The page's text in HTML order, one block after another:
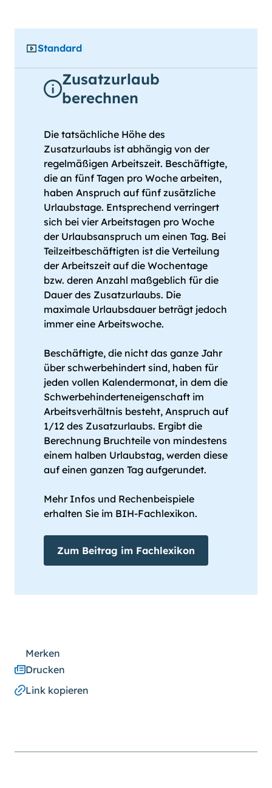
Standard
Zusatzurlaub
berechnen
Die tatsächliche Höhe des
Zusatzurlaubs ist abhängig von der
regelmäßigen Arbeitszeit. Beschäftigte,
die an fünf Tagen pro Woche arbeiten,
haben Anspruch auf fünf zusätzliche
Urlaubstage. Entsprechend verringert
sich bei vier Arbeitstagen pro Woche
der Urlaubsanspruch um einen Tag. Bei
Teilzeitbeschäftigten ist die Verteilung
der Arbeitszeit auf die Wochentage
bzw. deren Anzahl maßgeblich für die
Dauer des Zusatzurlaubs. Die
maximale Urlaubsdauer beträgt jedoch
immer eine Arbeitswoche.
Beschäftigte, die nicht das ganze Jahr
über schwerbehindert sind, haben für
jeden vollen Kalendermonat, in dem die
Schwerbehinderteneigenschaft im
Arbeitsverhältnis besteht, Anspruch auf
1/12 des Zusatzurlaubs. Ergibt die
Berechnung Bruchteile von mindestens
einem halben Urlaubstag, werden diese
auf einen ganzen Tag aufgerundet.
Mehr Infos und Rechenbeispiele
erhalten Sie im BIH-Fachlexikon.
Zum Beitrag im Fachlexikon
Merken
Drucken
Link kopieren